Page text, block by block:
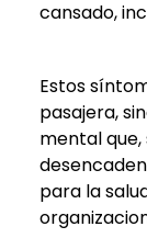
cansado,
Estos
pasajera,
mental que,
para la